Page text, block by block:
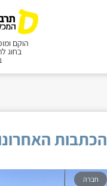
הוקם
בחוג
הכתבות
חברה